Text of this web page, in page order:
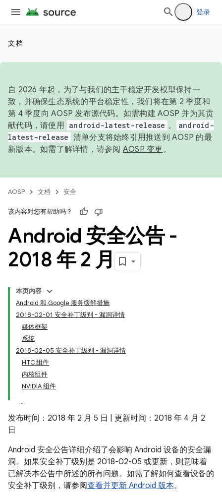
登录
文档
自 2026 年起，为了与我们的主干稳定开发模型保持一
致，并确保生态系统的平台稳定性，我们将在第 2 季度和
第 4 季度向 AOSP 发布源代码。如需构建 AOSP 并为其贡
献代码，请使用 android-latest-release 。
android-
latest-release 清单分支将始终引用推送到 AOSP 的最
新版本。如需了解详情，请参阅 AOSP 变更。
AOSP 文档 安全
该内容对您有帮助吗？
Android 安全公告 -
2018 年 2 月
本页内容
Android 和 Google 服务缓解措施
2018-02-01 安全补丁级别 - 漏洞详情
媒体框架
系统
2018-02-05 安全补丁级别 - 漏洞详情
HTC 组件
内核组件
NVIDIA 组件
发布时间：2018 年 2 月 5 日 | 更新时间：2018 年 4 月 2
日
Android 安全公告详细介绍了会影响 Android 设备的安全漏
洞。如果安全补丁级别是 2018-02-05 或更新，则意味着
已解决本公告中所述的所有问题。如需了解如何查看设备的
安全补丁级别，请参阅查看并更新 Android 版本。